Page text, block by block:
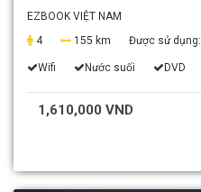
EZBOOK VIỆT NAM
4
155 km Được sử dụng:
Wifi Nước suối DVD
1,610,000 VND